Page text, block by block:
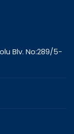
Blv. No:289/5-